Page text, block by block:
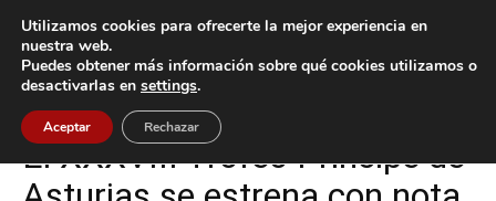
Inicio Baiona
Baiona Deportes
El XXXVIII Trofeo Príncipe de
Utilizamos cookies para ofrecerte la mejor experiencia en
nuestra web.
Puedes obtener más información sobre qué cookies utilizamos o
desactivarlas en settings.
Aceptar Rechazar